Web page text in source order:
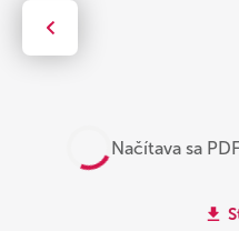
Načítava sa